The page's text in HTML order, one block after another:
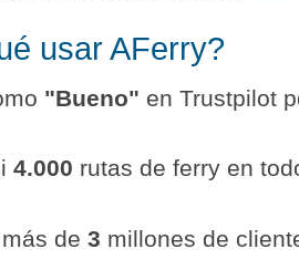
qué usar AFerry?
"Bueno" en Trustpilot
4.000 rutas de ferry en
de 3 millones de